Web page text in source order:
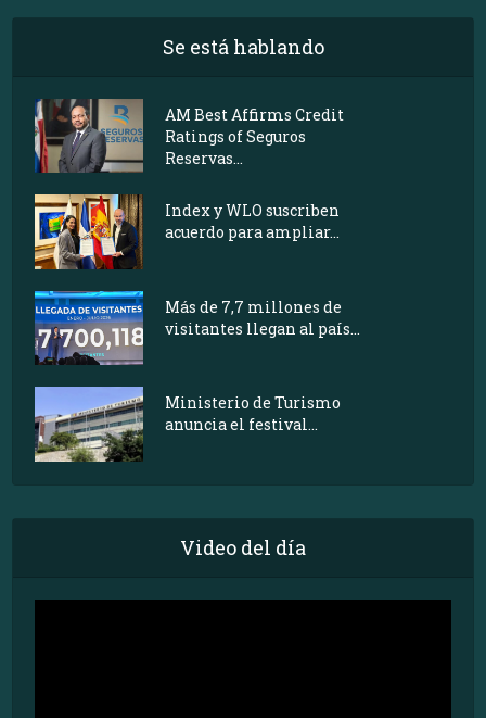
Se está hablando
AM Best Affirms Credit
Ratings of Seguros
Reservas...
Index y WLO suscriben
acuerdo para ampliar...
Más de 7,7 millones de
visitantes llegan al país...
Ministerio de Turismo
anuncia el festival...
Video del día